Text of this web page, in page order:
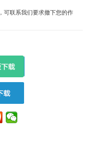
可联系我们要求撤下您的作